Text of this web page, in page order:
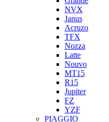
NVX
Janus
Acruzo
TFX
Nozza
Latte
Nouvo
MT15
R15
Jupiter
FZ
YZF
PIAGGIO